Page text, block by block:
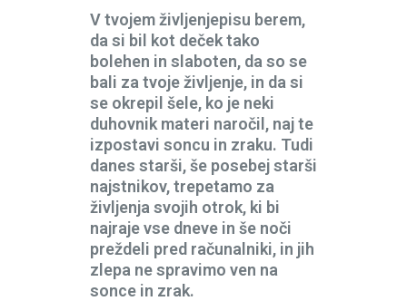
V tvojem življenjepisu berem,
da si bil kot deček tako
bolehen in slaboten, da so se
bali za tvoje življenje, in da si
se okrepil šele, ko je neki
duhovnik materi naročil, naj te
izpostavi soncu in zraku. Tudi
danes starši, še posebej starši
najstnikov, trepetamo za
življenja svojih otrok, ki bi
najraje vse dneve in še noči
preždeli pred računalniki, in jih
zlepa ne spravimo ven na
sonce in zrak.